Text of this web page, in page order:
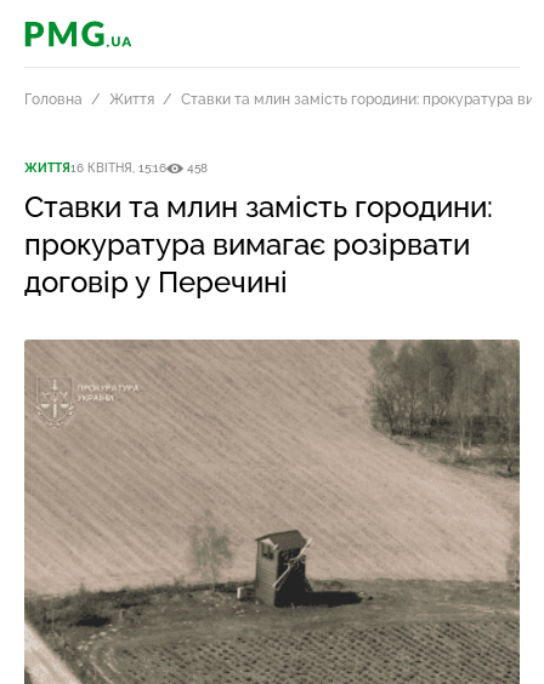
PMG.ua
Головна Життя Ставки та млин замість городини: прокуратура
ЖИТТЯ16 КВІТНЯ, 15:16 458
Ставки та млин замість городини:
прокуратура вимагає розірвати
договір у Перечині